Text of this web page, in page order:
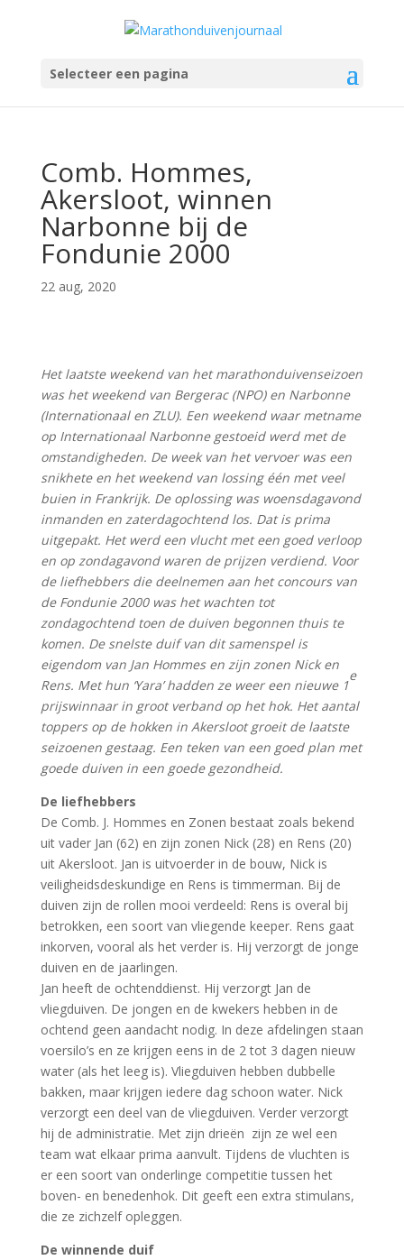
Selecteer een pagina
Comb. Hommes,
Akersloot, winnen
Narbonne bij de
Fondunie 2000
22 aug, 2020
Het laatste weekend van het marathonduivenseizoen
was het weekend van Bergerac (NPO) en Narbonne
(Internationaal en ZLU). Een weekend waar metname
op Internationaal Narbonne gestoeid werd met de
omstandigheden. De week van het vervoer was een
snikhete en het weekend van lossing één met veel
buien in Frankrijk. De oplossing was woensdagavond
inmanden en zaterdagochtend los. Dat is prima
uitgepakt. Het werd een vlucht met een goed verloop
en op zondagavond waren de prijzen verdiend. Voor
de liefhebbers die deelnemen aan het concours van
de Fondunie 2000 was het wachten tot
zondagochtend toen de duiven begonnen thuis te
komen. De snelste duif van dit samenspel is
eigendom van Jan Hommes en zijn zonen Nick en
Rens. Met hun ‘Yara’ hadden ze weer een nieuwe 1
e
prijswinnaar in groot verband op het hok. Het aantal
toppers op de hokken in Akersloot groeit de laatste
seizoenen gestaag. Een teken van een goed plan met
goede duiven in een goede gezondheid.
De liefhebbers
De Comb. J. Hommes en Zonen bestaat zoals bekend
uit vader Jan (62) en zijn zonen Nick (28) en Rens (20)
uit Akersloot. Jan is uitvoerder in de bouw, Nick is
veiligheidsdeskundige en Rens is timmerman. Bij de
duiven zijn de rollen mooi verdeeld: Rens is overal bij
betrokken, een soort van vliegende keeper. Rens gaat
inkorven, vooral als het verder is. Hij verzorgt de jonge
duiven en de jaarlingen.
Jan heeft de ochtenddienst. Hij verzorgt Jan de
vliegduiven. De jongen en de kwekers hebben in de
ochtend geen aandacht nodig. In deze afdelingen staan
voersilo’s en ze krijgen eens in de 2 tot 3 dagen nieuw
water (als het leeg is). Vliegduiven hebben dubbelle
bakken, maar krijgen iedere dag schoon water. Nick
verzorgt een deel van de vliegduiven. Verder verzorgt
hij de administratie. Met zijn drieën zijn ze wel een
team wat elkaar prima aanvult. Tijdens de vluchten is
er een soort van onderlinge competitie tussen het
boven- en benedenhok. Dit geeft een extra stimulans,
die ze zichzelf opleggen.
De winnende duif